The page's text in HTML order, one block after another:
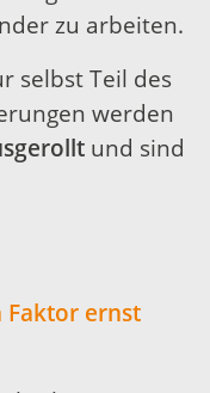
zu arbeiten.
selbst Teil des
werden
und sind
Faktor ernst